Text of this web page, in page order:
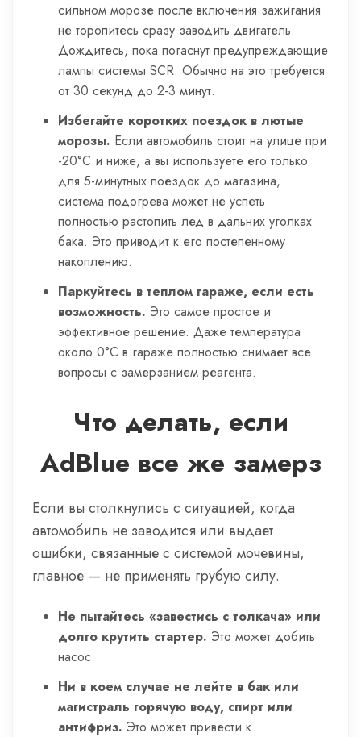
сильном морозе после включения зажигания
не торопитесь сразу заводить двигатель.
Дождитесь, пока погаснут предупреждающие
лампы системы SCR. Обычно на это требуется
от 30 секунд до 2-3 минут.
Избегайте коротких поездок в лютые
морозы. Если автомобиль стоит на улице при
-20°C и ниже, а вы используете его только
для 5-минутных поездок до магазина,
система подогрева может не успеть
полностью растопить лед в дальних уголках
бака. Это приводит к его постепенному
накоплению.
Паркуйтесь в теплом гараже, если есть
возможность. Это самое простое и
эффективное решение. Даже температура
около 0°C в гараже полностью снимает все
вопросы с замерзанием реагента.
Что делать, если
AdBlue все же замерз
Если вы столкнулись с ситуацией, когда
автомобиль не заводится или выдает
ошибки, связанные с системой мочевины,
главное — не применять грубую силу.
Не пытайтесь «завестись с толкача» или
долго крутить стартер. Это может добить
насос.
Ни в коем случае не лейте в бак или
магистраль горячую воду, спирт или
антифриз. Это может привести к